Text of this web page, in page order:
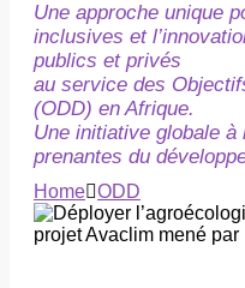
Une approche unique
inclusives et
publics et privés
au service des
(ODD) en Afrique.
Une initiative globale à
prenantes du
Home ODD